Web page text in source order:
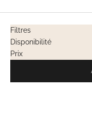
Filtres
Disponibilité
Prix